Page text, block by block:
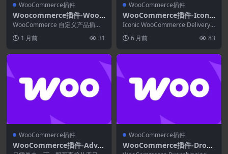
WooCommerce插件
Woocommerce插件-Wooc
ommerce Custom Produc
t Addons 5.4.7
WooCommerce 自定义产品插件
效的插件，它...
1 月前 31
WooCommerce插件
WooCommerce插件-Iconic
WooCommerce Delivery S
lots 2.12.0
Iconic WooCommerce Delivery S
6 月前 83
WooCommerce插件
WooCommerce插件-Adva
WooCommerce插件
WooCommerce插件-Drops